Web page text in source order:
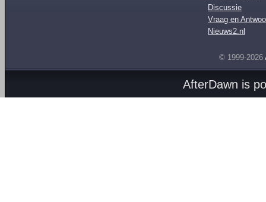
Discussie
Vraag en
Nieuws2.nl
© 1999-2026
AfterDawn is